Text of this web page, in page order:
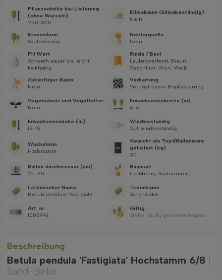
Pflanzenhöhe bei Lieferung
(ohne Wurzeln)
250-300
Klimabaum (klimabeständig)
Nein
Kronenform
Säulenförmig
Nektarquelle
Nein
PH Wert
Schwach sauer bis leicht
kalkhaltig
Rinde / Bast
Laubabwerfend, Braun,
Geschlitzt, Grün, Weiß
Zukünftiger Baum
Nein
Verhärtung
Verträgt keine Bepflasterung
Vogelschutz und Vogelfutter
Nein
Erwachsenenbreite (m)
4-6
Erwachsenenhöhe (m)
12-15
Windbeständig
Gut windbeständig
Wuchsform
Hochstamm
Gewicht als Topf/Ballenware
geliefert (kg)
30
Ballen durchmesser (cm)
25-30
Baumart
Laubbaum, Säulenbaum
Lateinischer Name
Betula pendula 'Fastigiata'
Trivialname
Sand-Birke
Art. nr.
1005994
Giftig
Siehe häufig gestellte Fragen
Beschreibung
Betula pendula 'Fastigiata' Hochstamm 6/8
Sand-Birke